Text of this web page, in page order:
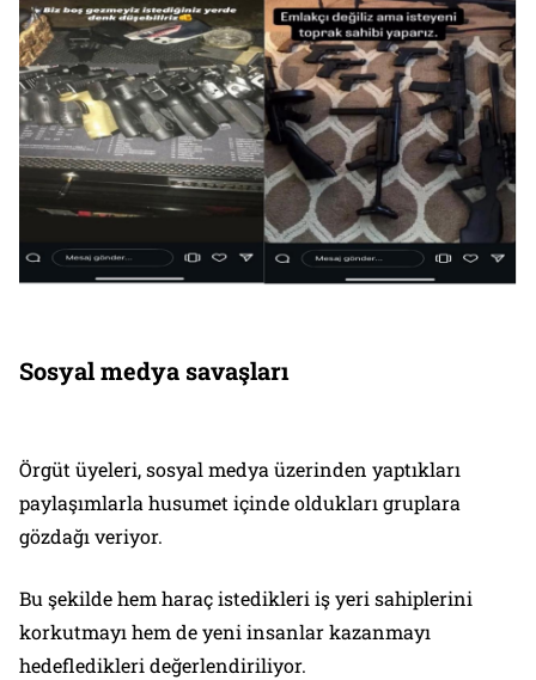
Sosyal medya savaşları
Örgüt üyeleri, sosyal medya üzerinden yaptıkları
paylaşımlarla husumet içinde oldukları gruplara
gözdağı veriyor.
Bu şekilde hem haraç istedikleri iş yeri sahiplerini
korkutmayı hem de yeni insanlar kazanmayı
hedefledikleri değerlendiriliyor.